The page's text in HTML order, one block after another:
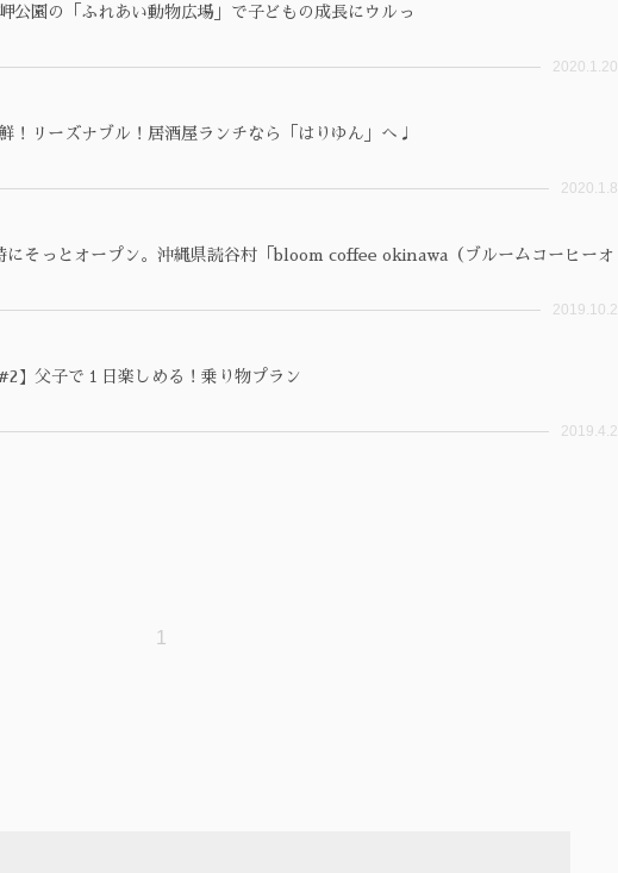
公園の「ふれあい動物広場」で子どもの成長にウルっ
2020.1.20
！リーズナブル！居酒屋ランチなら「はりゆん」へ♩
2020.1.8
にそっとオープン。沖縄県読谷村「bloom coffee okinawa（ブルームコーヒーオ
2019.10.2
】父子で１日楽しめる！乗り物プラン
2019.4.2
1